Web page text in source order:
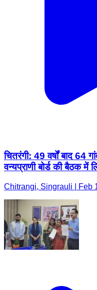
चितरंगी: 49 वर्षों बाद 64
वन्यप्राणी बोर्ड की बैठक में
Chitrangi, Singrauli | Feb